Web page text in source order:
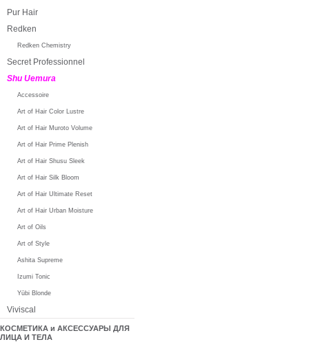
Pur Hair
Redken
Redken Chemistry
Secret Professionnel
Shu Uemura
Accessoire
Art of Hair Color Lustre
Art of Hair Muroto Volume
Art of Hair Prime Plenish
Art of Hair Shusu Sleek
Art of Hair Silk Bloom
Art of Hair Ultimate Reset
Art of Hair Urban Moisture
Art of Oils
Art of Style
Ashita Supreme
Izumi Tonic
Yūbi Blonde
Viviscal
КОСМЕТИКА и АКСЕССУАРЫ ДЛЯ
ЛИЦА И ТЕЛА